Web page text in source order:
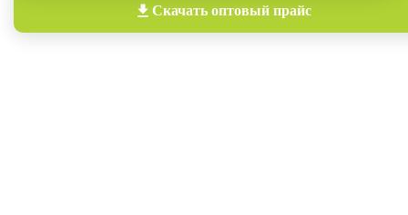
Скачать оптовый прайс